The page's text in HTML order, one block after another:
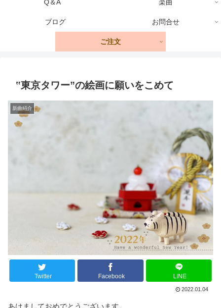
Q＆A 楽曲
ブログ お問合せ
ご注文
‟東京タワー”の絵画に願いをこめて
新曲紹介
Twitter Facebook LINE
2022.01.04
あけましておめでとうございます。